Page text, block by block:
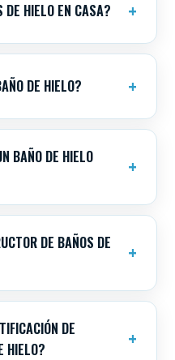
DE HIELO EN CASA?
DE HIELO?
BAÑO DE HIELO
DE BAÑOS DE
DE
HIELO?